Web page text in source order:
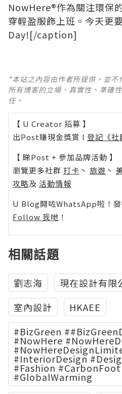
NowHere®作為關注環保
穿輕盈服飾上班。今天更
Day![/caption]
*本站之內容由作者所提供，並
所有博客的立場、真實性、準確
任。
【 U Creator 招募 】
出Post賺現金獎賞 l 登記《社
【 睇Post + 參加品牌活動 】
瀏覽更多社群 打卡 丶 旅遊 丶
攻略及 活動情報
U Blog開咗WhatsApp啦！發
Follow 我哋 ！
相關話題
劉志海 現在設計有限
室內設計
HKAEE
#BizGreen
#NowHere
#InteriorDesign
#Fashion
#GlobalWarming